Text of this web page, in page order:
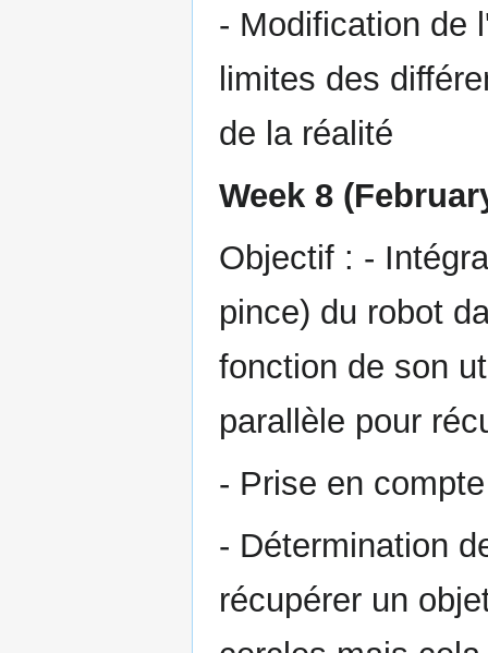
- Modification de
limites des
de la réalité
Week 8
Objectif : -
pince) du robot
fonction de son
parallèle pour
- Prise en
- Détermination
récupérer un